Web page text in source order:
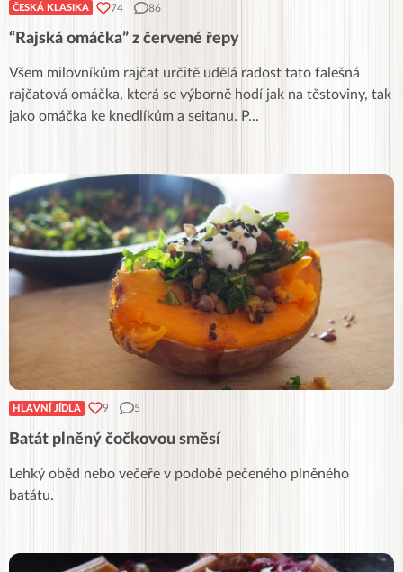
ČESKÁ KLASIKA 74 86
“Rajská omáčka” z červené řepy
Všem milovníkům rajčat určitě udělá radost tato falešná
rajčatová omáčka, která se výborně hodí jak na těstoviny, tak
jako omáčka ke knedlíkům a seitanu. P...
HLAVNÍ JÍDLA 9 5
Batát plněný čočkovou směsí
Lehký oběd nebo večeře v podobě pečeného plněného
batátu.